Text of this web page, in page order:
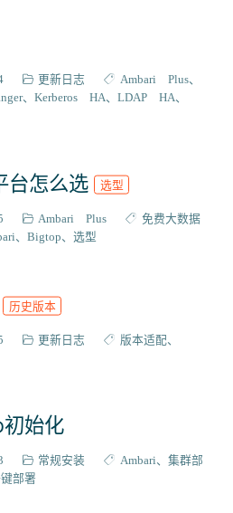
Spark Hive Tez
Flink 源码解析
WebApp OpenAPI 监控运维
Hudi
Ambari-Infra JanusGraph
更新日志
Ambari Plus
Kerberos HA
LDAP HA
台怎么选 选型
Ambari Plus
免费大数据
Bigtop 选型
历史版本
更新日志
版本适配
始化
常规安装 Ambari
集群部
部署